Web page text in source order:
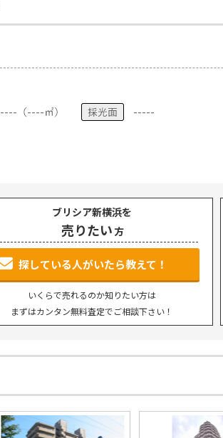
新横浜のマン
SALE
売りたい
LEASE BACK
リースバック
採用情報
ブリシア新横浜を
売りたい 方
探している人がいたら教えて！
いくらで売れるのか知りたい方は
まずはカンタン無料査定でご相談下さい！